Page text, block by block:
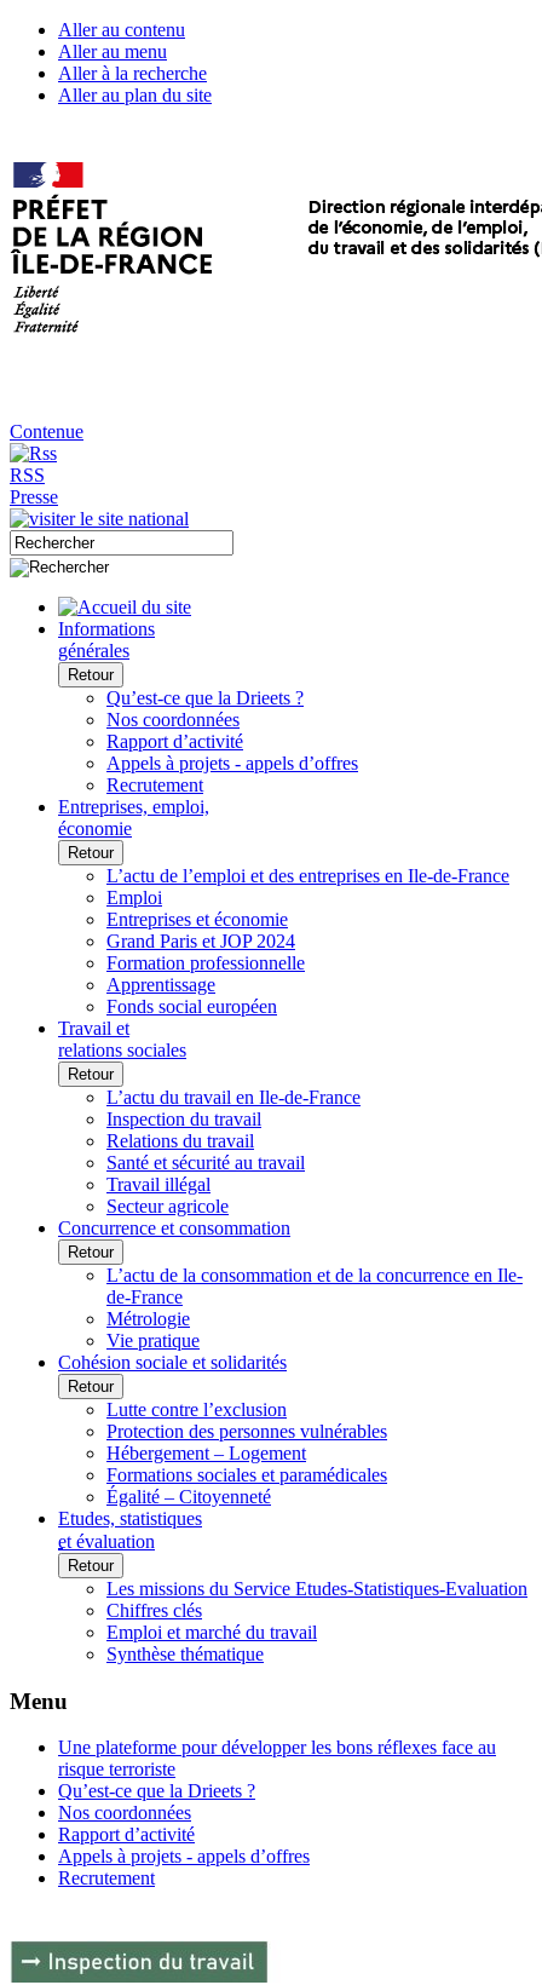
Aller au contenu
Aller au menu
Aller à la recherche
Aller au plan du site
Contenue
RSS
Presse
Informations
générales
Retour
Qu’est-ce que la Drieets ?
Nos coordonnées
Rapport d’activité
Appels à projets - appels d’offres
Recrutement
Entreprises, emploi,
économie
Retour
L’actu de l’emploi et des entreprises en Ile-de-France
Emploi
Entreprises et économie
Grand Paris et JOP 2024
Formation professionnelle
Apprentissage
Fonds social européen
Travail et
relations sociales
Retour
L’actu du travail en Ile-de-France
Inspection du travail
Relations du travail
Santé et sécurité au travail
Travail illégal
Secteur agricole
Concurrence et consommation
Retour
L’actu de la consommation et de la concurrence en Ile-
de-France
Métrologie
Vie pratique
Cohésion sociale et solidarités
Retour
Lutte contre l’exclusion
Protection des personnes vulnérables
Hébergement – Logement
Formations sociales et paramédicales
Égalité – Citoyenneté
Etudes, statistiques
et évaluation
Retour
Les missions du Service Etudes-Statistiques-Evaluation
Chiffres clés
Emploi et marché du travail
Synthèse thématique
Menu
Une plateforme pour développer les bons réflexes face au
risque terroriste
Qu’est-ce que la Drieets ?
Nos coordonnées
Rapport d’activité
Appels à projets - appels d’offres
Recrutement